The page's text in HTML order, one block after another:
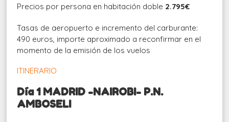
Precios por persona en habitación doble 2.795€
Tasas de aeropuerto e incremento del carburante:
490 euros, importe aproximado a reconfirmar en el
momento de la emisión de los vuelos
ITINERARIO
Día 1 MADRID -NAIROBI- P.N.
AMBOSELI